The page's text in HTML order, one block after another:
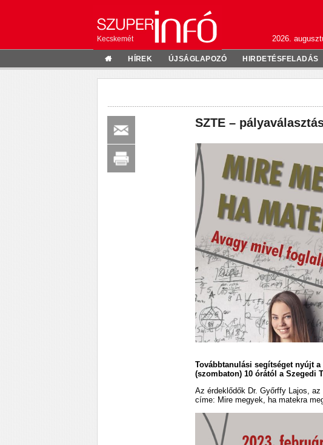
Kecskemét 2026.
HÍREK ÚJSÁGLAPOZÓ HIRDETÉSFELADÁS
SZTE –
Továbbtanulási segítséget nyújt
(szombaton) 10 órától a Szegedi
Az érdeklődők Dr. Győrffy Lajos,
címe: Mire megyek, ha matekra